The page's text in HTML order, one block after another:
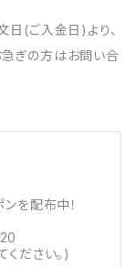
日(ご入金日)より、
ぎの方はお問い合
を配布中！
ださい。)